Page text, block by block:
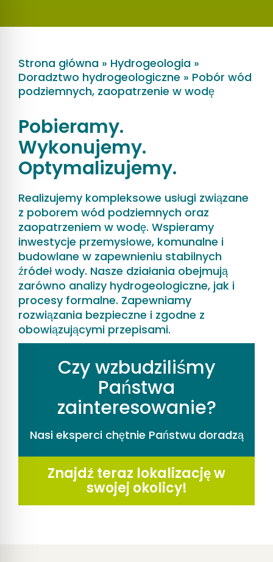
Strona główna » Hydrogeologia »
Doradztwo hydrogeologiczne » Pobór wód
podziemnych, zaopatrzenie w wodę
Pobieramy.
Wykonujemy.
Optymalizujemy.
Realizujemy kompleksowe usługi związane
z poborem wód podziemnych oraz
zaopatrzeniem w wodę. Wspieramy
inwestycje przemysłowe, komunalne i
budowlane w zapewnieniu stabilnych
źródeł wody. Nasze działania obejmują
zarówno analizy hydrogeologiczne, jak i
procesy formalne. Zapewniamy
rozwiązania bezpieczne i zgodne z
obowiązującymi przepisami.
Czy wzbudziliśmy
Państwa
zainteresowanie?
Nasi eksperci chętnie Państwu doradzą
Znajdź teraz lokalizację w
swojej okolicy!